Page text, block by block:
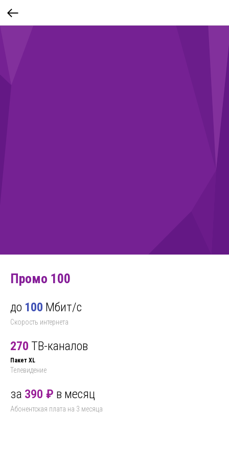
Промо 100
до 100 Мбит/с
Скорость интернета
270 ТВ-каналов
Пакет XL
Телевидение
за 390 ₽ в месяц
Абонентская плата на 3 месяца